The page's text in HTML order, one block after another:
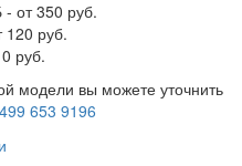
от 350 руб.
120 руб.
руб.
модели вы можете уточнить
653 9196